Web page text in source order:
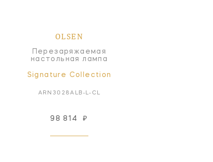
OLSEN
Перезаряжаемая
настольная лампа
Signature Collection
ARN3028ALB-L-CL
98 814 ₽